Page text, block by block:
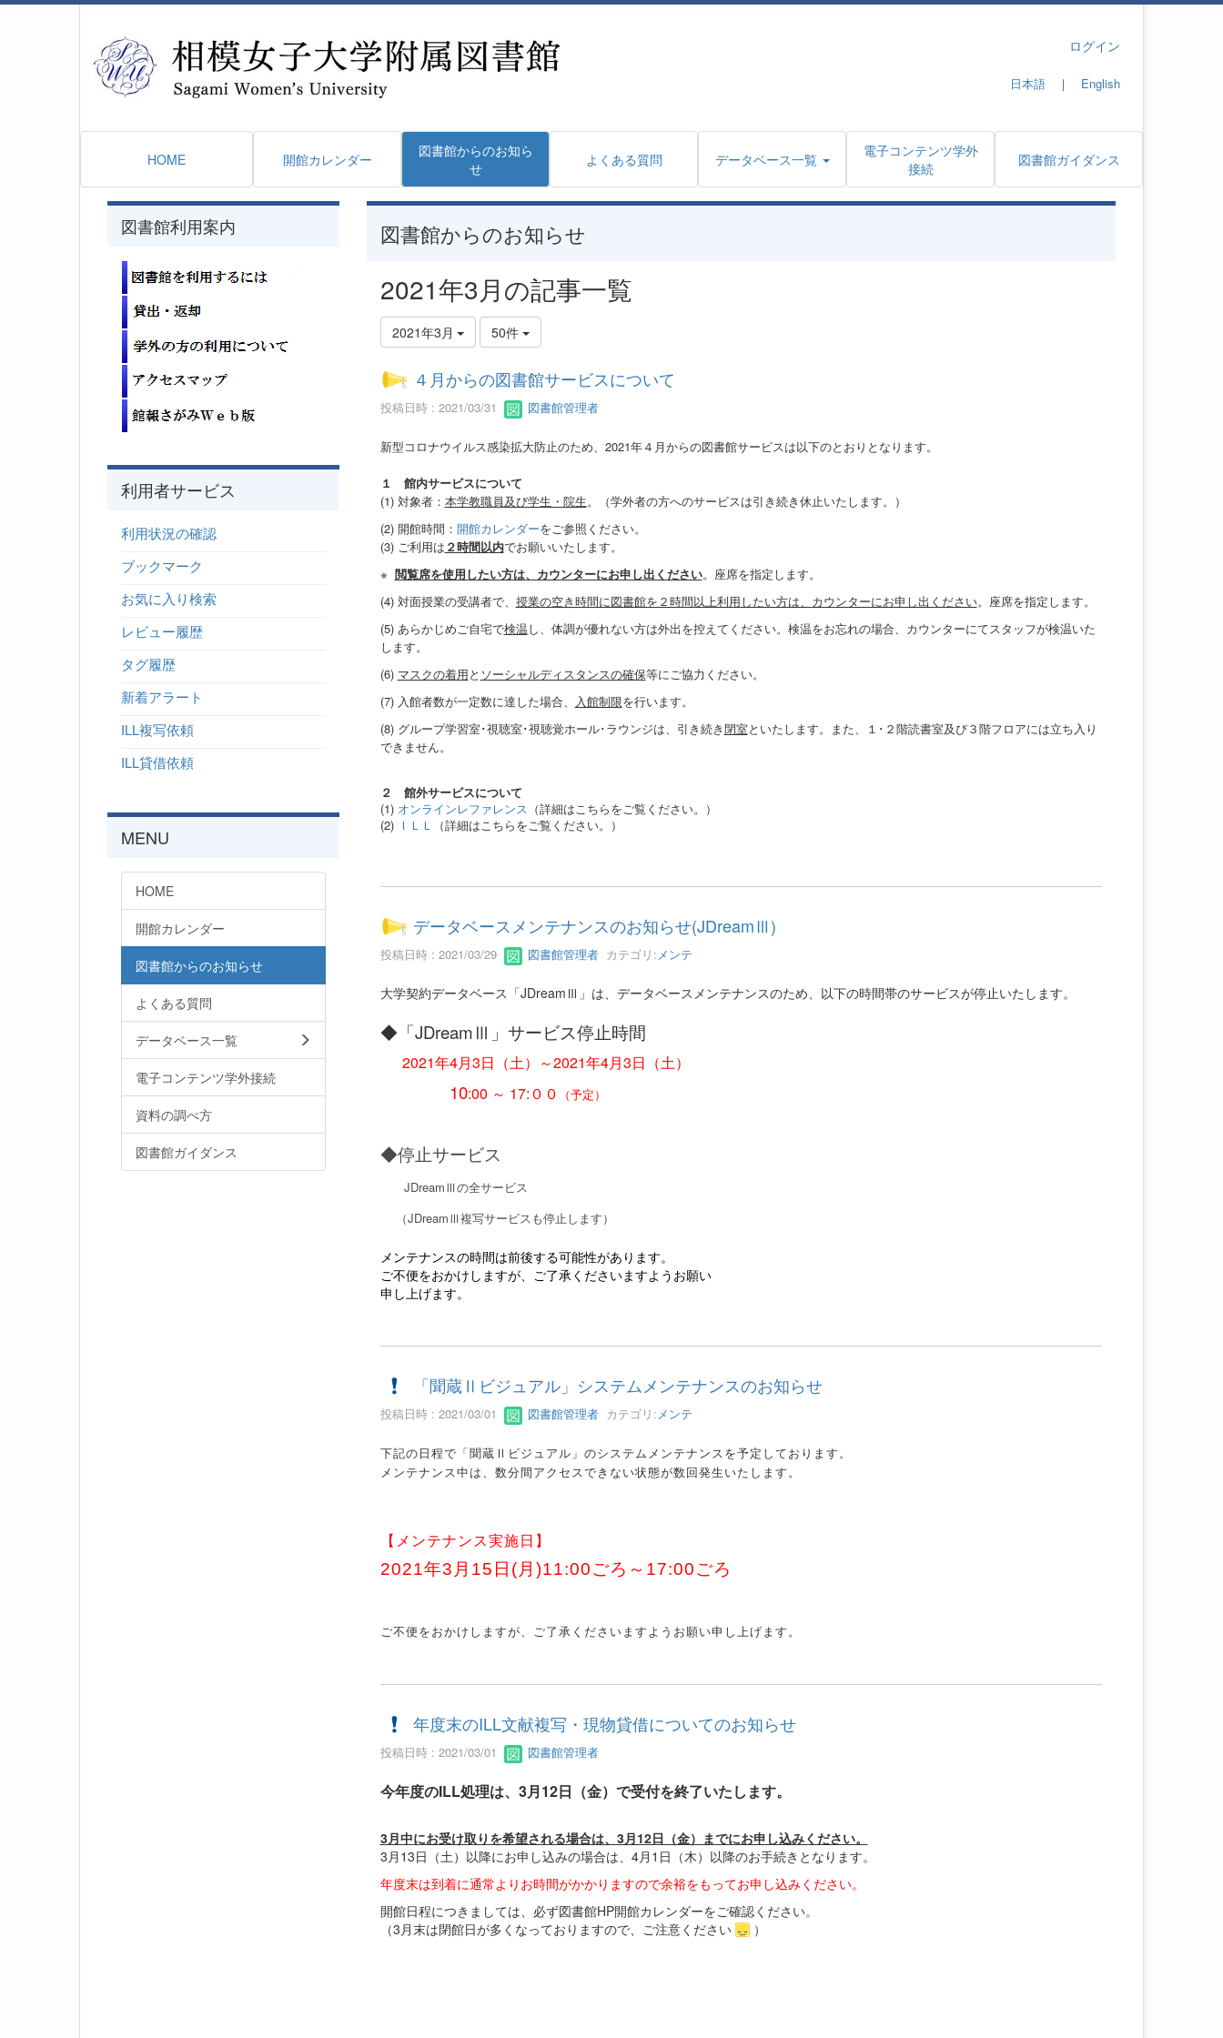
ログイン
日本語 ｜ English
HOME 開館カレンダー
図書館からのお知ら
せ
よくある質問 データベース一覧
電子コンテンツ学外
接続
図書館ガイダンス
図書館からのお知らせ
2021年3月の記事一覧
2021年3月 50件
４月からの図書館サービスについて
投稿日時 : 2021/03/31 図書館管理者
新型コロナウイルス感染拡大防止のため、2021年４月からの図書館サービスは以下のとおりとなります。
１ 館内サービスについて
(1) 対象者： 本学教職員及び学生・院生。（学外者の方へのサービスは引き続き休止いたします。）
(2) 開館時間： 開館カレンダーをご参照ください。
(3) ご利用は ２時間以内でお願いいたします。
※ 閲覧席を使用したい方は、カウンターにお申し出ください。座席を指定します。
(4) 対面授業の受講者で、 授業の空き時間に図書館を２時間以上利用したい方は、 カウンターにお申し出ください。座席を指定します。
(5) あらかじめご自宅で検温し、体調が優れない方は外出を控えてください。検温をお忘れの場合、カウンターにてスタッフが検温いた
します。
(6) マスクの着用と ソーシャルディスタンスの確保等にご協力ください。
(7) 入館者数が一定数に達した場合、
入館制限を行います。
(8) グループ学習室･視聴室･視聴覚ホール･ラウンジは、引き続き閉室といたします。また、１･２階読書室及び３階フロアには立ち入り
できません。
２ 館外サービスについて
(1) オンラインレファレンス （詳細はこちらをご覧ください。）
(2) ＩＬＬ （詳細はこちらをご覧ください。）
データベースメンテナンスのお知らせ(JDreamⅢ)
投稿日時 : 2021/03/29 図書館管理者カテゴリ:メンテ
大学契約データベース「JDreamⅢ」は、データベースメンテナンスのため、以下の時間帯のサービスが停止いたします。
◆「JDreamⅢ」サービス停止時間
2021年4月3日（土）～2021年4月3日（土）
10:00 ～ 17:００ （予定）
◆停止サービス
JDreamⅢの全サービス
（JDreamⅢ複写サービスも停止します）
メンテナンスの時間は前後する可能性があります。
ご不便をおかけしますが、ご了承くださいますようお願い
申し上げます。
「聞蔵Ⅱビジュアル」システムメンテナンスのお知らせ
投稿日時 : 2021/03/01 図書館管理者カテゴリ:メンテ
下記の日程で「聞蔵Ⅱビジュアル」のシステムメンテナンスを予定しております。
メンテナンス中は、数分間アクセスできない状態が数回発生いたします。
【メンテナンス実施日】
2021年3月15日(月)11:00ごろ～17:00ごろ
ご不便をおかけしますが、ご了承くださいますようお願い申し上げます。
年度末のILL文献複写・現物貸借についてのお知らせ
投稿日時 : 2021/03/01 図書館管理者
今年度のILL処理は、3月12日（金）で受付を終了いたします。
3月中にお受け取りを希望される場合は、3月12日（金）までにお申し込みください。
3月13日（土）以降にお申し込みの場合は、4月1日（木）以降のお手続きとなります。
年度末は到着に通常よりお時間がかかりますので余裕をもってお申し込みください。
開館日程につきましては、必ず図書館HP開館カレンダーをご確認ください。
（3月末は閉館日が多くなっておりますので、ご注意ください
）
図書館利用案内
利用者サービス
利用状況の確認
ブックマーク
お気に入り検索
レビュー履歴
タグ履歴
新着アラート
ILL複写依頼
ILL貸借依頼
MENU
HOME
開館カレンダー
図書館からのお知らせ
よくある質問
データベース一覧
電子コンテンツ学外接続
資料の調べ方
図書館ガイダンス